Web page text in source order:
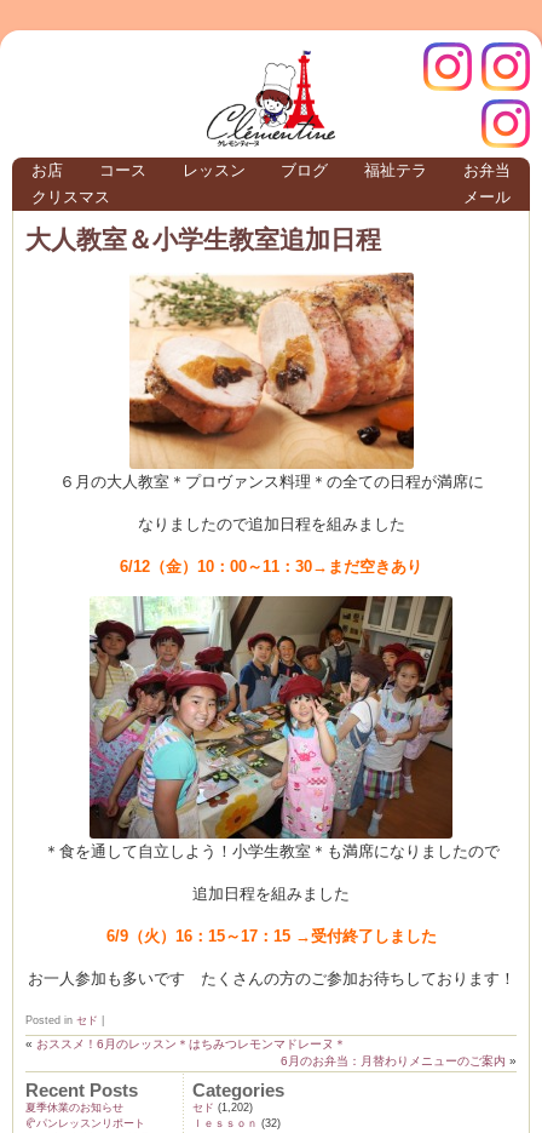
クレモンティーヌ – 新百合ヶ丘の料理教
室・テイクアウト Clémentine (produced
お店 コース レッスン ブログ 福祉テラ
お弁当
クリスマス
メール
インス
クレモ
ーヌ
大人教室＆小学生教室追加日程
６月の大人教室＊プロヴァンス料理＊の全ての日程が満席に
なりましたので追加日程を組みました
6/12（金）10：00～11：30→まだ空きあり
＊食を通して自立しよう！小学生教室＊も満席になりましたので
追加日程を組みました
6/9（火）16：15～17：15 →受付終了しました
お一人参加も多いです たくさんの方のご参加お待ちしております！
Posted in セド
« おススメ！6月のレッスン＊はちみつレモンマドレーヌ＊
6月のお弁当：月替わりメニューのご案内 »
Recent Posts
夏季休業のお知らせ
🥐パンレッスンリポート
Categories
セド (1,202)
ｌｅｓｓｏｎ (32)